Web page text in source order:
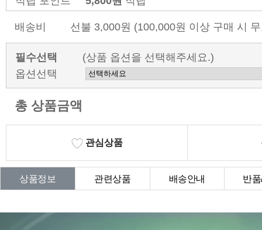
배송비 선불 3,000원 (100,000원 이상 구매 시
필수선택
(상품 옵션을 선택해주세요.)
옵션선택
총 상품금액
관심상품
상품정보 관련상품 배송안내 반